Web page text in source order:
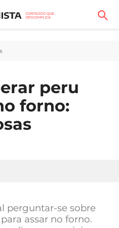
peru
forno:
perguntar-se sobre
assar no forno.